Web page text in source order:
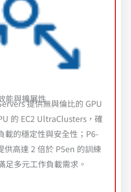
能與擴展性提供無與倫比的 GPU
的 EC2 UltraClusters，確
載的穩定性與安全性；P6-
供高達 2 倍於 P5en 的訓練
足多元工作負載需求。